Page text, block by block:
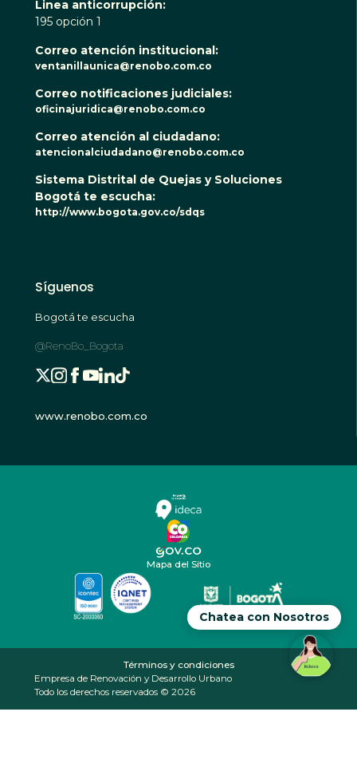
Chatea con Nosotros
Linea anticorrupción:
195 opción 1
Correo atención institucional:
ventanillaunica@renobo.com.co
Correo notificaciones judiciales:
oficinajuridica@renobo.com.co
Correo atención al ciudadano:
atencionalciudadano@renobo.com.co
Sistema Distrital de Quejas y Soluciones
Bogotá te escucha:
http://www.bogota.gov.co/sdqs
Síguenos
Bogotá te escucha
@RenoBo_Bogota
www.renobo.com.co
Mapa del Sitio
Términos y condiciones
Empresa de Renovación y Desarrollo Urbano
Todo los derechos reservados © 2026